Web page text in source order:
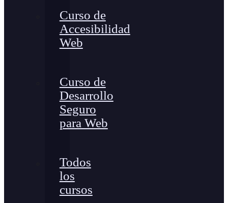
Curso de
Accesibilidad
Web
Curso de
Desarrollo
Seguro
para Web
Todos
los
cursos